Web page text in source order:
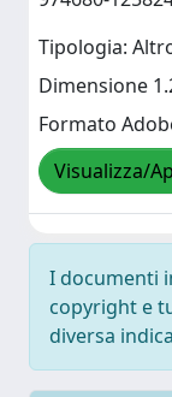
Tipologia:
Dimensione
Formato
Visualizza/
I documenti
copyright e
diversa